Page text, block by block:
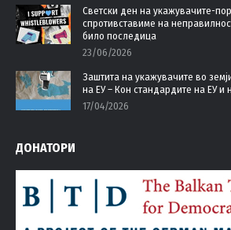
Светски ден на укажувачите-
спротивставиме на
било последица
23/06/2026
Заштита на укажувачите во
на ЕУ – Кон стандардите на ЕУ и
17/04/2026
ДОНАТОРИ